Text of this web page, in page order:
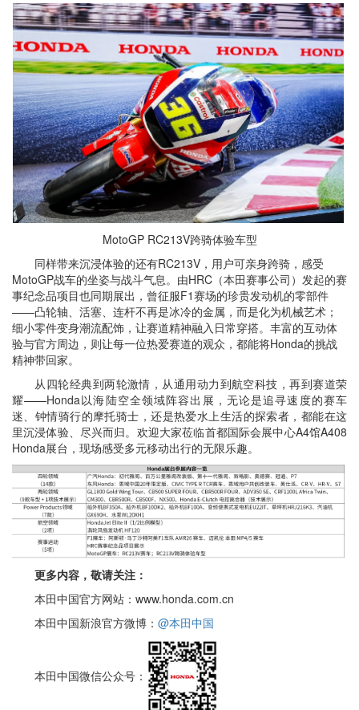
MotoGP RC213V跨骑体验车型
同样带来沉浸体验的还有RC213V，用户可亲身跨骑，感受
MotoGP战车的坐姿与战斗气息。由HRC（本田赛事公司）发起的赛
事纪念品项目也同期展出，曾征服F1赛场的珍贵发动机的零部件
——凸轮轴、活塞、连杆不再是冰冷的金属，而是化为机械艺术；
细小零件变身潮流配饰，让赛道精神融入日常穿搭。丰富的互动体
验与官方周边，则让每一位热爱赛道的观众，都能将Honda的挑战
精神带回家。
从四轮经典到两轮激情，从通用动力到航空科技，再到赛道荣
耀——Honda以海陆空全领域阵容出展，无论是追寻速度的赛车
迷、钟情骑行的摩托骑士，还是热爱水上生活的探索者，都能在这
里沉浸体验、尽兴而归。欢迎大家莅临首都国际会展中心A4馆A408
Honda展台，现场感受多元移动出行的无限乐趣。
更多内容，敬请关注：
本田中国官方网站：www.honda.com.cn
本田中国新浪官方微博： @本田中国
本田中国微信公众号：